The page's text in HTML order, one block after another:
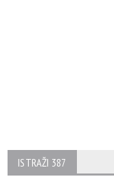
ISTRAŽI 387